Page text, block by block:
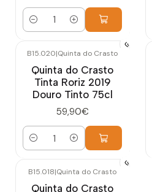
Quantidade
B15.020|Quinta do Crasto
Quinta do Crasto
Tinta Roriz 2019
Douro Tinto 75cl
59,90€
Quantidade
B15.018|Quinta do Crasto
Quinta do Crasto